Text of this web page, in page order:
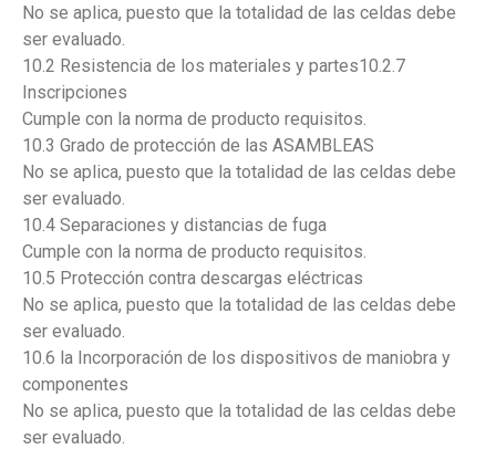
No se aplica, puesto que la totalidad de las celdas debe
ser evaluado.
10.2 Resistencia de los materiales y partes10.2.7
Inscripciones
Cumple con la norma de producto requisitos.
10.3 Grado de protección de las ASAMBLEAS
No se aplica, puesto que la totalidad de las celdas debe
ser evaluado.
10.4 Separaciones y distancias de fuga
Cumple con la norma de producto requisitos.
10.5 Protección contra descargas eléctricas
No se aplica, puesto que la totalidad de las celdas debe
ser evaluado.
10.6 la Incorporación de los dispositivos de maniobra y
componentes
No se aplica, puesto que la totalidad de las celdas debe
ser evaluado.